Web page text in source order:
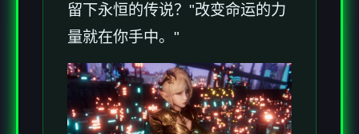
留下永恒的传说？"改变命运的力
量就在你手中。"